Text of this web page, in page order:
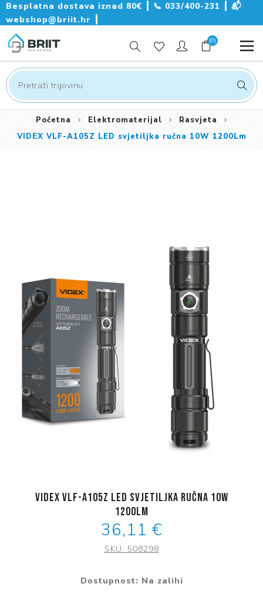
Besplatna dostava iznad 80€ ┃ 📞 033/400-231
📬
webshop@briit.hr
(0)
Početna Elektromaterijal
Rasvjeta
VIDEX VLF-A105Z LED svjetiljka ručna 10W 1200Lm
VIDEX VLF-A105Z LED svjetiljka ručna 10W
1200Lm
36,11 €
SKU: 508298
Dostupnost: Na zalihi